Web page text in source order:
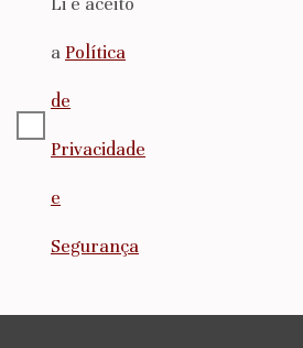
a Política
de
Privacidade
e
Segurança